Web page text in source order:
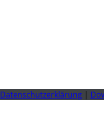
Datenschutzerklärung |